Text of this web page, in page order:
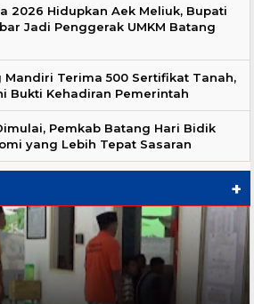
2026 Hidupkan Aek Meliuk, Bupati
Jadi Penggerak UMKM Batang
Terima 500 Sertifikat Tanah,
Bukti Kehadiran Pemerintah
Pemkab Batang Hari Bidik
yang Lebih Tepat Sasaran
+